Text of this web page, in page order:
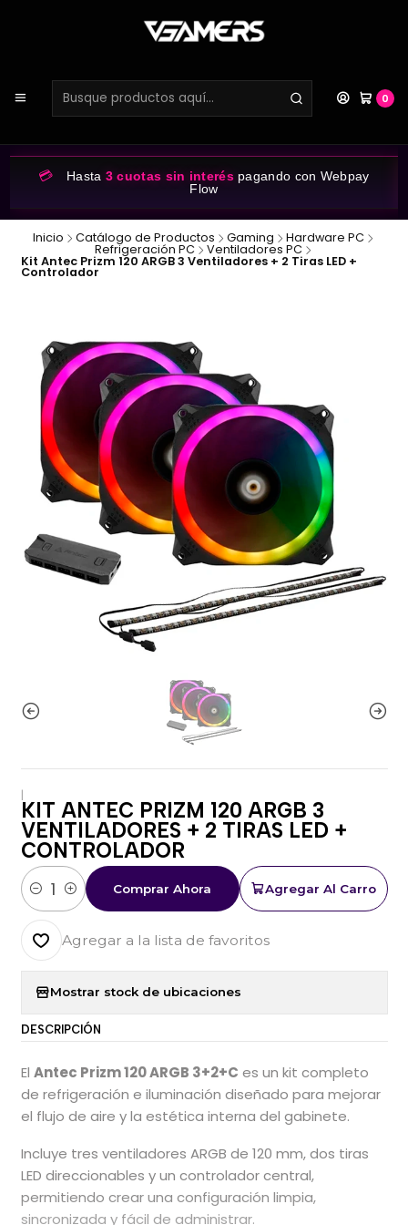
0
💳 Hasta 3 cuotas sin interéspagando con Webpay
Flow
Inicio Catálogo de Productos Gaming Hardware PC
Refrigeración PC Ventiladores PC
Kit Antec Prizm 120 ARGB 3 Ventiladores + 2 Tiras LED +
Controlador
|
KIT ANTEC PRIZM 120 ARGB 3
VENTILADORES + 2 TIRAS LED +
CONTROLADOR
Cantidad
Agregar Al Carro
Comprar Ahora
Agregar a la lista de favoritos
Mostrar stock de ubicaciones
DESCRIPCIÓN
El Antec Prizm 120 ARGB 3+2+C es un kit completo
de refrigeración e iluminación diseñado para mejorar
el flujo de aire y la estética interna del gabinete.
Incluye tres ventiladores ARGB de 120 mm, dos tiras
LED direccionables y un controlador central,
permitiendo crear una configuración limpia,
sincronizada y fácil de administrar.